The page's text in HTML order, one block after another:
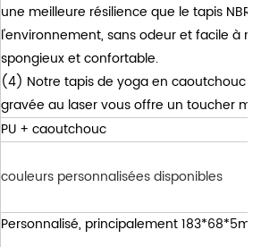
une meilleure résilience que le tapis
l'environnement, sans odeur et facile à
spongieux et confortable.
(4) Notre tapis de yoga en caoutchouc
gravée au laser vous offre un toucher
PU + caoutchouc
couleurs personnalisées disponibles
Personnalisé, principalement